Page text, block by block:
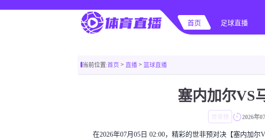
首页 足球直播
当前位置:首页 > 直播 > 篮球直播
塞内加尔VS
世非预 2026年
在2026年07月05日 02:00，精彩的世非预对决【塞内加